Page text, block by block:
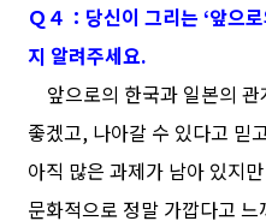
Ｑ４：당신이 그리는 ‘앞으
지 알려주세요.
앞으로의 한국과 일본의
좋겠고, 나아갈 수 있다고 믿
아직 많은 과제가 남아 있지
문화적으로 정말 가깝다고